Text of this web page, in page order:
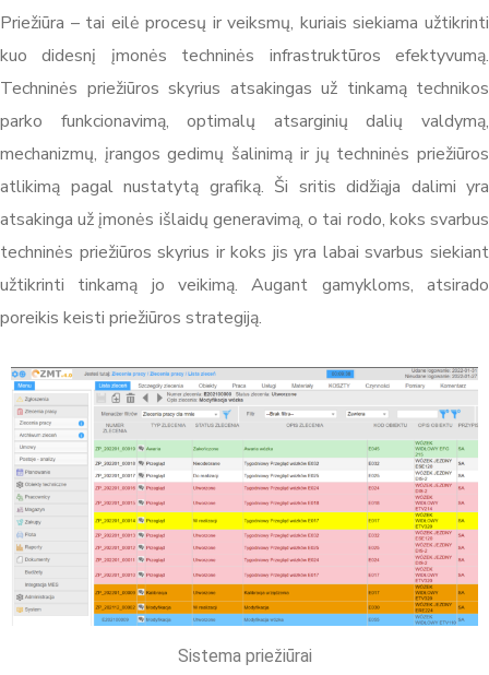
Priežiūra – tai eilė procesų ir veiksmų, kuriais siekiama užtikrinti
kuo didesnį įmonės techninės infrastruktūros efektyvumą.
Techninės priežiūros skyrius atsakingas už tinkamą technikos
parko funkcionavimą, optimalų atsarginių dalių valdymą,
mechanizmų, įrangos gedimų šalinimą ir jų techninės priežiūros
atlikimą pagal nustatytą grafiką. Ši sritis didžiąja dalimi yra
atsakinga už įmonės išlaidų generavimą, o tai rodo, koks svarbus
techninės priežiūros skyrius ir koks jis yra labai svarbus siekiant
užtikrinti tinkamą jo veikimą. Augant gamykloms, atsirado
poreikis keisti priežiūros strategiją.
Sistema priežiūrai